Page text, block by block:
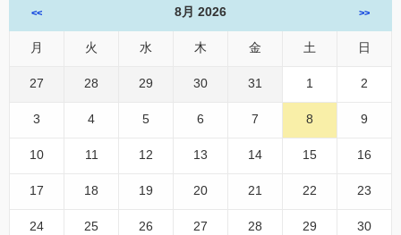
<< 8月 2026 >>
月 火 水 木 金 土 日
27 28 29 30 31 1 2
3 4 5 6 7 8 9
10 11 12 13 14 15 16
17 18 19 20 21 22 23
24 25 26 27 28 29 30